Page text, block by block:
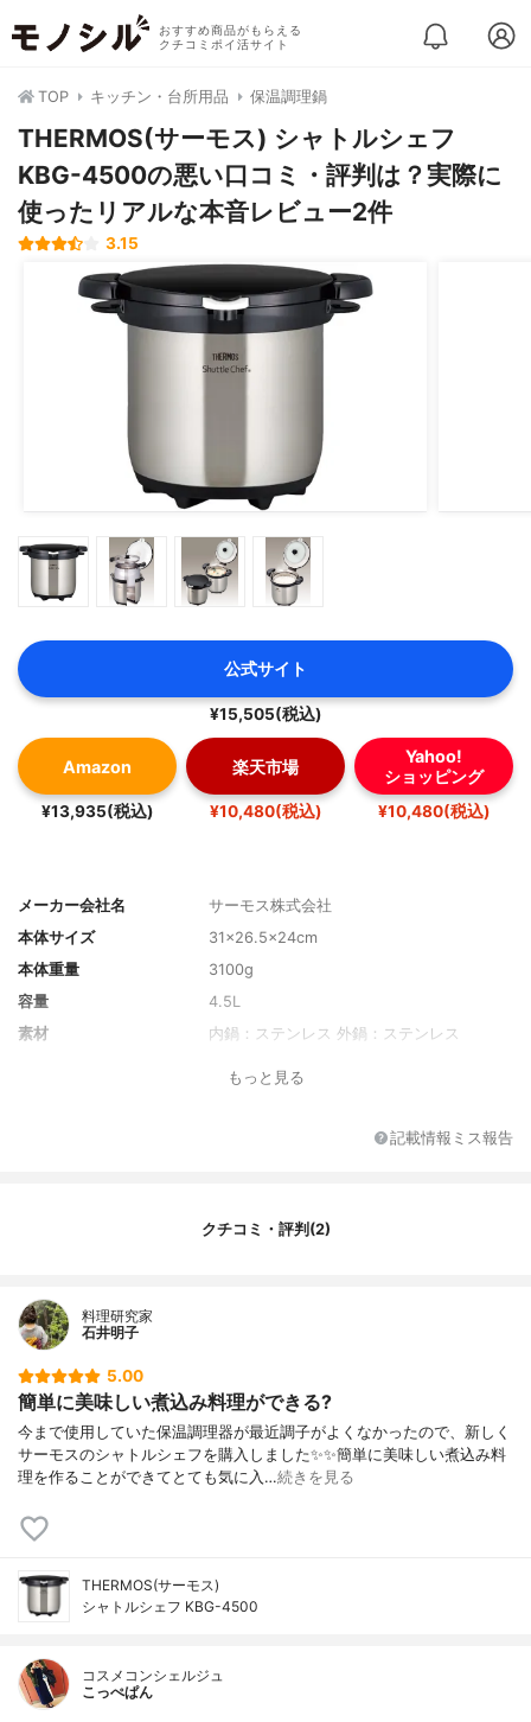
おすすめ商品がもらえる
クチコミポイ活サイト
TOP キッチン・台所用品 保温調理鍋
THERMOS(サーモス) シャトルシェフ
KBG-4500の悪い口コミ・評判は？実際に
使ったリアルな本音レビュー2件
3.15
公式サイト
¥15,505(税込)
Amazon
¥13,935(税込)
楽天市場
¥10,480(税込)
Yahoo!
ショッピング
¥10,480(税込)
メーカー会社名
サーモス株式会社
本体サイズ
31×26.5×24cm
本体重量
3100g
容量
4.5L
素材
内鍋：ステンレス 外鍋：ステンレス
ガス, IH, ハロゲンヒーター, シーズヒーター
もっと見る
記載情報ミス報告
クチコミ・評判(2)
料理研究家
石井明子
5.00
簡単に美味しい煮込み料理ができる?
今まで使用していた保温調理器が最近調子がよくなかったので、新しく
サーモスのシャトルシェフを購入しました✨✨簡単に美味しい煮込み料
理を作ることができてとても気に入…続きを見る
THERMOS(サーモス)
シャトルシェフ KBG-4500
コスメコンシェルジュ
こっぺぱん